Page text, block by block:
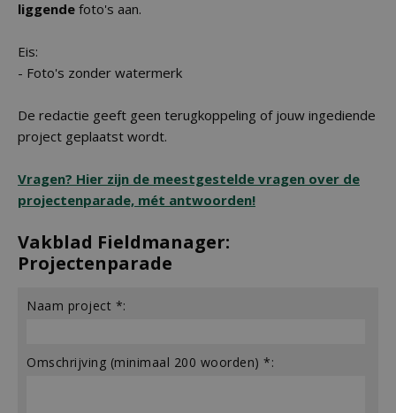
liggende foto's aan.
Eis:
- Foto's zonder watermerk
De redactie geeft geen terugkoppeling of jouw ingediende
project geplaatst wordt.
Vragen? Hier zijn de meestgestelde vragen over de
projectenparade, mét antwoorden!
Vakblad Fieldmanager:
Projectenparade
Naam project *:
Omschrijving (minimaal 200 woorden) *: